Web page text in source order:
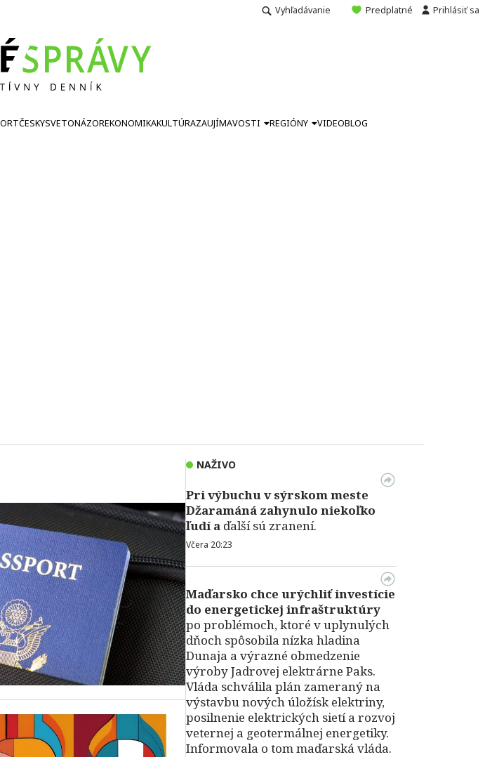
Vyhľadávanie Predplatné Prihlásiť sa
ČESKYSVETONÁZOREKONOMIKAKULTÚRAZAUJÍMAVOSTI REGIÓNY VIDEOBLOG
NAŽIVO
Pri výbuchu v sýrskom meste
Džaramáná zahynulo niekoľko
ľudí a ďalší sú zranení.
Včera 20:23
Maďarsko chce urýchliť investície
do energetickej infraštruktúry
po problémoch, ktoré v uplynulých
dňoch spôsobila nízka hladina
Dunaja a výrazné obmedzenie
výroby Jadrovej elektrárne Paks.
Vláda schválila plán zameraný na
výstavbu nových úložísk elektriny,
posilnenie elektrických sietí a rozvoj
veternej a geotermálnej energetiky.
Informovala o tom maďarská vláda.